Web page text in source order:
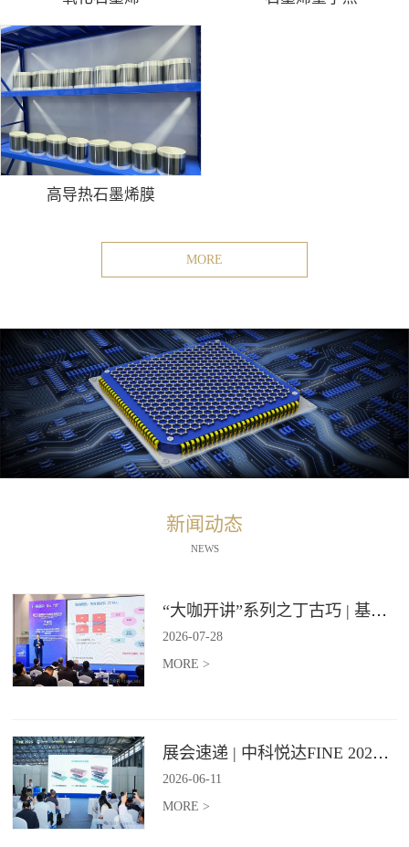
高导热石墨烯膜
MORE
新闻动态
NEWS
“大咖开讲”系列之丁古巧 | 基于石墨烯材料的纵向导热技术报告
2026-07-28
MORE >
展会速递 | 中科悦达FINE 2026 Day2精彩继续
2026-06-11
MORE >